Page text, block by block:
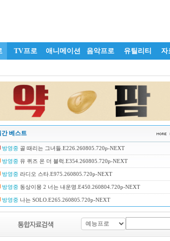
TV프로 애니메이션 음악프로 유틸리티 자
간 베스트
방영중 골 때리는 그녀들.E226.260805.720p-NEXT
방영중 유 퀴즈 온 더 블럭.E354.260805.720p-NEXT
방영중 라디오 스타.E975.260805.720p-NEXT
방영중 동상이몽 2 너는 내운명.E450.260804.720p-NEXT
방영중 나는 SOLO.E265.260805.720p-NEXT